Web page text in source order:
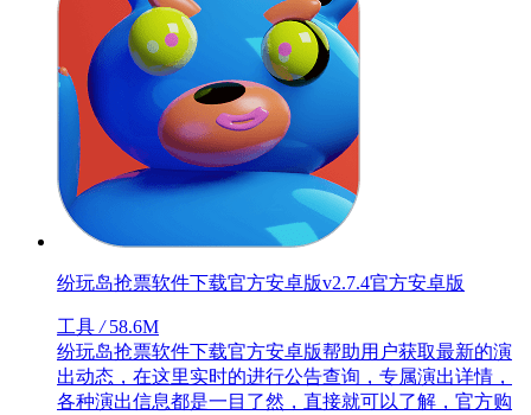
纷玩岛抢票软件下载官方安卓版v2.7.4官方安卓版
工具/58.6M
纷玩岛抢票软件下载官方安卓版帮助用户获取最新的演
出动态，在这里实时的进行公告查询，专属演出详情，
各种演出信息都是一目了然，直接就可以了解，官方购